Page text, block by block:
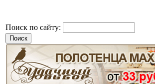
Поиск по сайту: